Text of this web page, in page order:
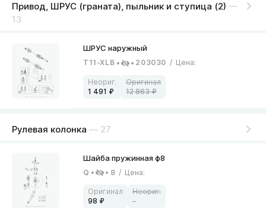
Привод, ШРУС (граната), пыльник и ступица (2) —
13
T11-XLB 203030 / Цена:
1 491 12 863
Рулевая колонка — 27
Q 8 / Цена:
98 –